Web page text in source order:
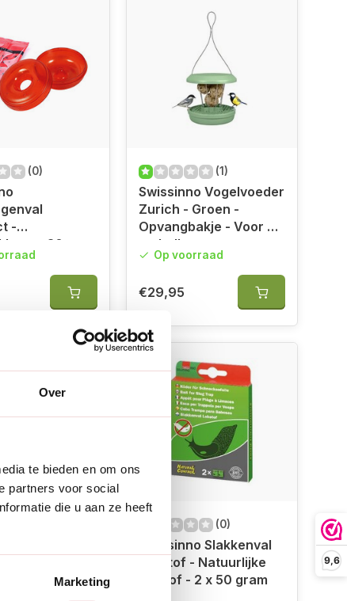
Over
te bieden en om ons
partners voor social
die u aan ze heeft
Marketing
9,6
(0)
-
- 30
(1)
Swissinno Vogelvoeder
Zurich - Groen -
Opvangbakje - Voor 5
vetbollen
Op voorraad
€29,95
(0)
Swissinno Slakkenval
Lokstof - Natuurlijke
lokstof - 2 x 50 gram